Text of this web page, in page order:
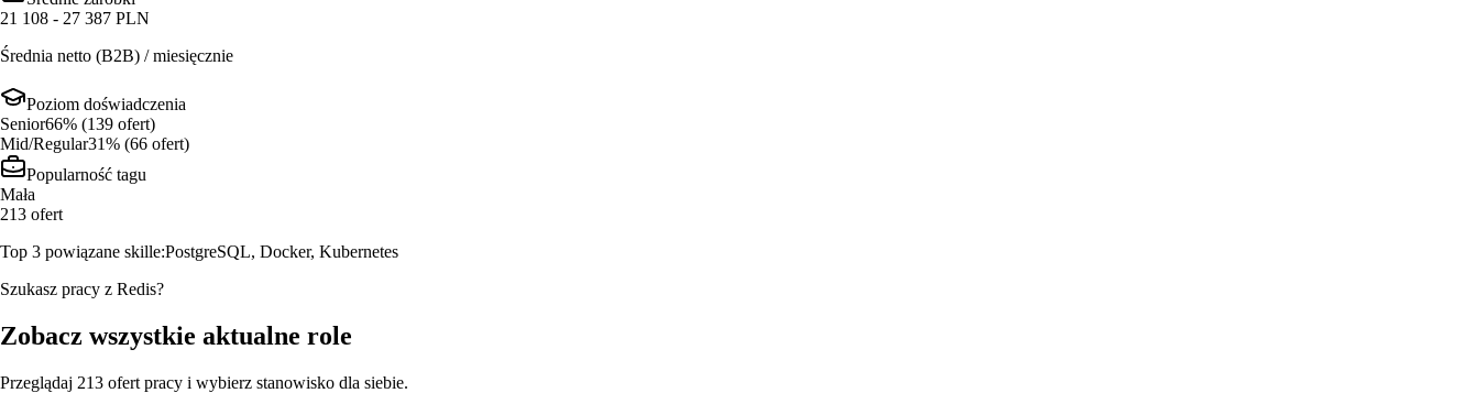
21 108 - 27 387 PLN
Średnia netto (B2B) / miesięcznie
Poziom doświadczenia
Senior66% (139 ofert)
Mid/Regular31% (66 ofert)
Popularność tagu
Mała
213 ofert
Top 3 powiązane skille:PostgreSQL, Docker, Kubernetes
Szukasz pracy z Redis?
Zobacz wszystkie aktualne role
Przeglądaj 213 ofert pracy i wybierz stanowisko dla siebie.